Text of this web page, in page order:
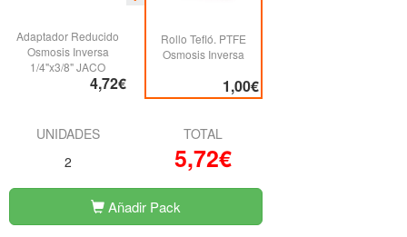
Adaptador Reducido
Osmosis Inversa
1/4"x3/8" JACO
4,72€
Rollo Tefló. PTFE
Osmosis Inversa
1,00€
UNIDADES
TOTAL
2
5,72€
Añadir Pack